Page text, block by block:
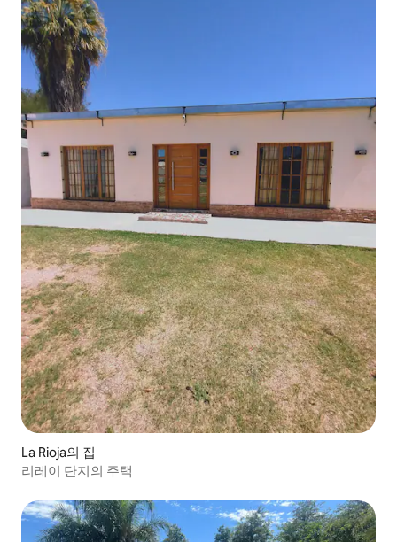
La Rioja의 집
리레이 단지의 주택